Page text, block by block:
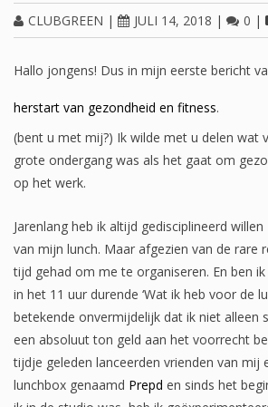
CLUBGREEN | JULI 14, 2018 | 0 |
Hallo jongens! Dus in mijn eerste bericht
herstart van gezondheid en fitness.
(bent u met mij?) Ik wilde met u delen wat
grote ondergang was als het gaat om
op het werk.
Jarenlang heb ik altijd gedisciplineerd
van mijn lunch. Maar afgezien van de rare
tijd gehad om me te organiseren. En ben
in het 11 uur durende ‘Wat ik heb voor de
betekende onvermijdelijk dat ik niet alleen
een absoluut ton geld aan het voorrecht
tijdje geleden lanceerden vrienden van mij
lunchbox genaamd Prepd en sinds het